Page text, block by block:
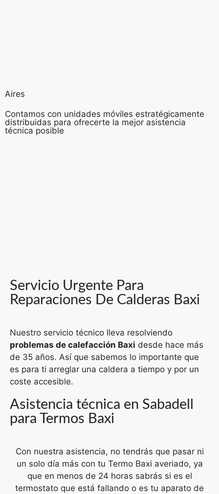
Aires
Contamos con unidades móviles estratégicamente
distribuidas para ofrecerte la mejor asistencia
técnica posible
Servicio Urgente Para
Reparaciones De Calderas Baxi
Nuestro servicio técnico lleva resolviendo
problemas de calefacción Baxi desde hace más
de 35 años. Así que sabemos lo importante que
es para ti arreglar una caldera a tiempo y por un
coste accesible.
Asistencia técnica en Sabadell
para Termos Baxi
Con nuestra asistencia, no tendrás que pasar ni
un solo día más con tu Termo Baxi averiado, ya
que en menos de 24 horas sabrás si es el
termostato que está fallando o es tu aparato de